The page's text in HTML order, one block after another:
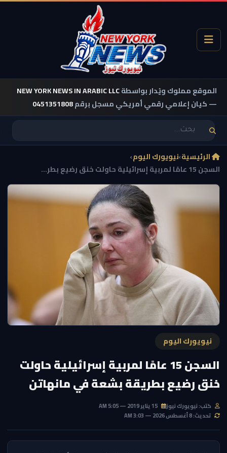
الموقع مملوك ويُدار بواسطةNEW YORK NEWS IN ARABIC LLC
— كيان إعلامي رقمي أمريكي مسجل برقم0451351808
الرئيسية›نيويورك اليوم›
السجن 15 عامًا لمربية إسرائيلية حاولت خنق رضيع بطر...
نيويورك اليوم
السجن 15 عامًا لمربية إسرائيلية حاولت
خنق رضيع بطريقة بشعة في مانهاتن
كتب: نيويورك نيوز
تحديث: 8 أغسطس 2026 — 3:03 AM